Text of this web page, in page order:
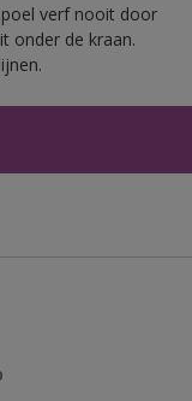
verf nooit door
onder de kraan.